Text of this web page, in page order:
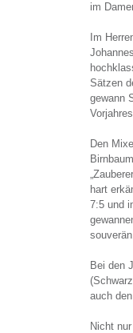
im
Im
Sätzen
gewann
Den
hart
7:5 und
Bei den
auch
Nicht